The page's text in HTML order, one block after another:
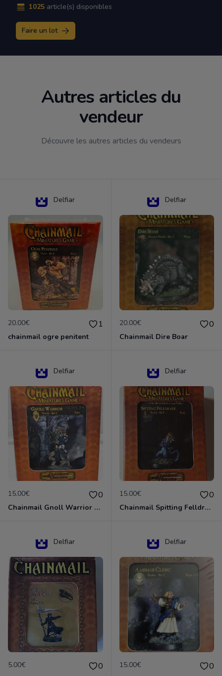
1025 article(s) disponibles
Faire un lot
Autres articles du
vendeur
Découvre les autres articles du vendeurs
Delfiar
20.00€ 1
chainmail ogre penitent
Delfiar
20.00€ 0
Chainmail Dire Boar
Delfiar
15.00€ 0
Chainmail Gnoll Warrior Dungeons & Dragons
Delfiar
15.00€ 0
Chainmail Spitting Felldrake
Delfiar
5.00€ 0
Delfiar
15.00€ 0